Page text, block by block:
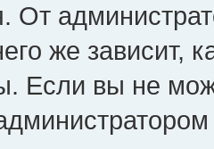
От
же зависит,
Если вы не